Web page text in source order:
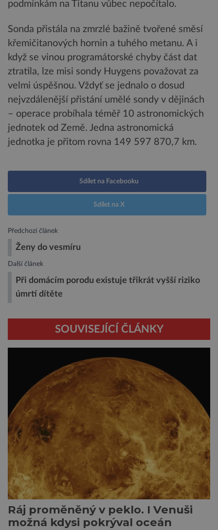
podmínkám na Titanu vůbec nepočítalo.
Sonda přistála na zmrzlé bažině tvořené směsí
křemičitanových hornin a tuhého metanu. A i
když se vinou programátorské chyby část dat
ztratila, lze misi sondy Huygens považovat za
velmi úspěšnou. Vždyť se jednalo o dosud
nejvzdálenější přistání umělé sondy v dějinách
– operace probíhala téměř 10 astronomických
jednotek od Země. Jedna astronomická
jednotka je přitom rovna 149 597 870,7 km.
Sdílet na Facebooku
Sdílet na X
Předchozí článek
Ženy do vesmíru
Další článek
Při domácím porodu existuje třikrát vyšší riziko
úmrtí dítěte
SOUVISEJÍCÍ ČLÁNKY
Ráj proměněný v peklo. I Venuši
možná kdysi pokrýval oceán